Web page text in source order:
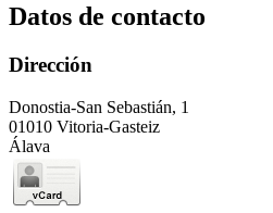
Datos de contacto
Dirección
Donostia-San Sebastián, 1
01010 Vitoria-Gasteiz
Álava